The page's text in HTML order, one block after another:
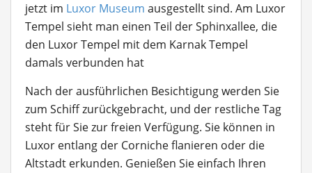
jetzt im Luxor Museum ausgestellt sind. Am Luxor
Tempel sieht man einen Teil der Sphinxallee, die
den Luxor Tempel mit dem Karnak Tempel
damals verbunden hat
Nach der ausführlichen Besichtigung werden Sie
zum Schiff zurückgebracht, und der restliche Tag
steht für Sie zur freien Verfügung. Sie können in
Luxor entlang der Corniche flanieren oder die
Altstadt erkunden. Genießen Sie einfach Ihren